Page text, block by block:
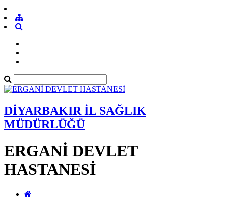
DİYARBAKIR İL SAĞLIK
MÜDÜRLÜĞÜ
ERGANİ DEVLET
HASTANESİ